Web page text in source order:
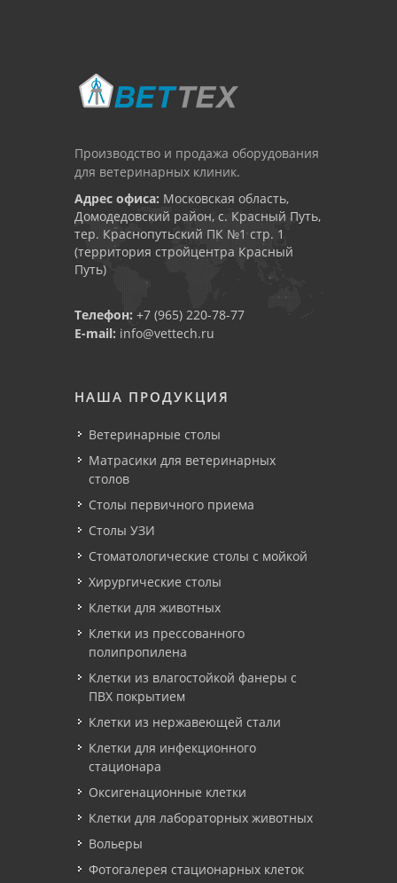
Производство и продажа оборудования
для ветеринарных клиник.
Адрес офиса: Московская область,
Домодедовский район, с. Красный Путь,
тер. Краснопутьский ПК №1 стр. 1
(территория стройцентра Красный
Путь)
Телефон: +7 (965) 220-78-77
E-mail: info@vettech.ru
НАША ПРОДУКЦИЯ
Ветеринарные столы
Матрасики для ветеринарных
столов
Столы первичного приема
Столы УЗИ
Стоматологические столы с мойкой
Хирургические столы
Клетки для животных
Клетки из прессованного
полипропилена
Клетки из влагостойкой фанеры с
ПВХ покрытием
Клетки из нержавеющей стали
Клетки для инфекционного
стационара
Оксигенационные клетки
Клетки для лабораторных животных
Вольеры
Фотогалерея стационарных клеток